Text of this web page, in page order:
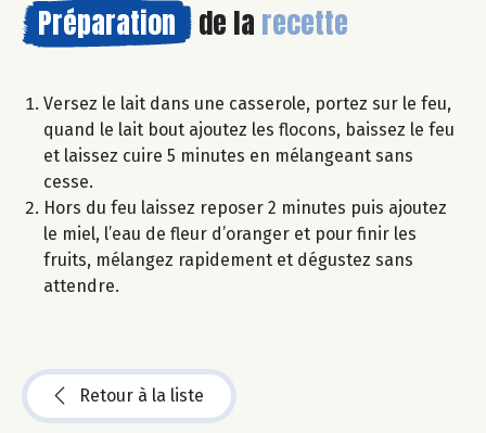
Préparation de la recette
Versez le lait dans une casserole, portez sur le feu,
quand le lait bout ajoutez les flocons, baissez le feu
et laissez cuire 5 minutes en mélangeant sans
cesse.
Hors du feu laissez reposer 2 minutes puis ajoutez
le miel, l’eau de fleur d’oranger et pour finir les
fruits, mélangez rapidement et dégustez sans
attendre.
Retour à la liste